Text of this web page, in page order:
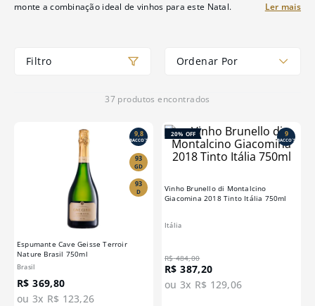
monte a combinação ideal de vinhos para este Natal.
Ordenar Por
37 produtos
Espumante Cave Geisse Terroir
Nature Brasil 750ml
Brasil
R$ 369,80
ou 3x R$ 123,26
9,8
BACCO´S
93
GD
93
D
Vinho Brunello di Montalcino
Giacomina 2018 Tinto Itália 750ml
Itália
R$ 484,00
R$ 387,20
ou 3x R$ 129,06
9
BACCO´S
20% OFF